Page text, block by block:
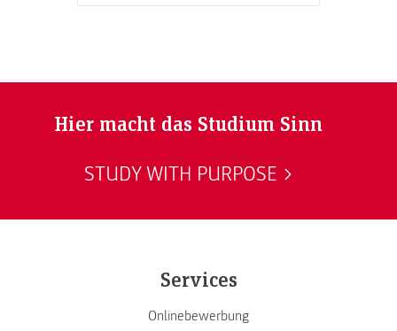
Hier macht das Studium Sinn
STUDY WITH PURPOSE
Services
Onlinebewerbung